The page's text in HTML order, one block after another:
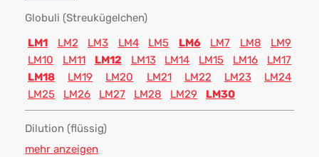
Globuli (Streukügelchen)
LM1
LM2 LM3 LM4 LM5 LM6 LM7 LM8
LM9
LM10
LM11 LM12 LM13 LM14 LM15 LM16
LM17
LM18
LM19 LM20 LM21 LM22 LM23
LM24
LM25
LM26 LM27 LM28 LM29 LM30
Dilution (flüssig)
mehr anzeigen